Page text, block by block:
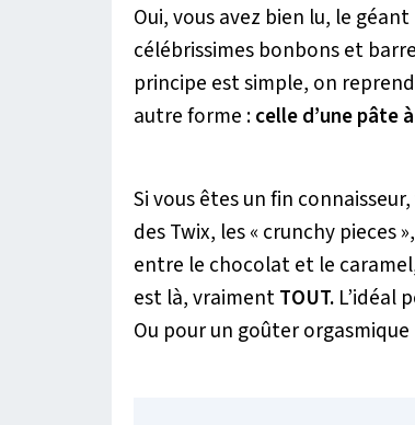
Oui, vous avez bien lu, le géant
célébrissimes bonbons et
principe est simple, on
autre forme :celle d’une pâte
Si vous êtes un fin
des Twix, les« crunchy pieces »
entre le chocolat et le
est là, vraimentTOUT. L’idéal
Ou pour un goûter orgasmique